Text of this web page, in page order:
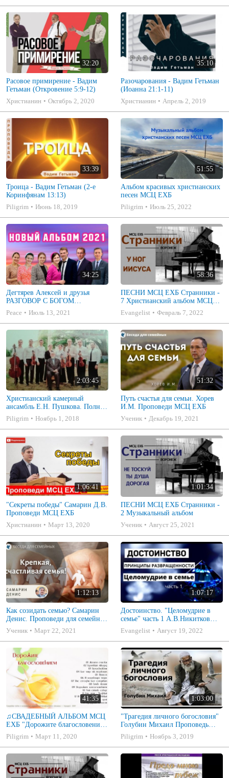
32:20
Расовое примирение - Вадим
Гетьман (Откровение 5:9-12)
Христианин
Октябрь 2, 2020
35:10
Разочарования - Вадим Гетьман
(Иоанна 21:1-11)
Христианин
Апрель 2, 2019
33:39
Троица - Вадим Гетьман (2-е
Коринфянам 13:13)
Piligrim
Июнь 18, 2019
51:55
Альбом красивых христианских
песен МСЦ ЕХБ
Piligrim
Июль 25, 2022
34:25
Дегтярев Алексей и друзья
РАЗГОВОР С БОГОМ
Христианские песни МСЦ ЕХБ
2021 (7я)
Peace Июль 13, 2021
58:36
ПЕСНИ МСЦ ЕХБ Странники -
7 Христианский альбом МСЦ
ЕХБ
Evangelist Февраль 7, 2022
2:03:45
Христианский камерный
ансамбль Е.Н. Пушкова. Полное
собрание
Piligrim Ноябрь 1, 2018
51:32
Путь счастья для семьи. Хорев
И.М. Проповеди МСЦ ЕХБ
Ученик
Декабрь 19, 2021
1:06:41
"Секреты победы" Самарин Д.В.
Проповеди МСЦ ЕХБ
Христианин
Март 13, 2020
1:01:34
ПЕСНИ МСЦ ЕХБ Странники -
2 Музыкальный альбом
Ученик
Август 25, 2021
1:12:13
Как созидать семью? Самарин
Денис. Проповеди для семейных
МСЦ ЕХБ
Ученик Март 22, 2021
1:07:17
Достоинство. "Целомудрие в
семье" часть 1 А.В.Никитков
Беседа для семейных МСЦ ЕХБ
Evangelist Август 19, 2022
41:35
♫СВАДЕБНЫЙ АЛЬБОМ МСЦ
ЕХБ "Дорожите благословением
- Христианские песни.
Музыкальный диск. Псалмы
Piligrim Март 11, 2020
1:03:00
"Трагедия личного богословия"
Голубин Михаил Проповедь
2019
Piligrim Ноябрь 3, 2019